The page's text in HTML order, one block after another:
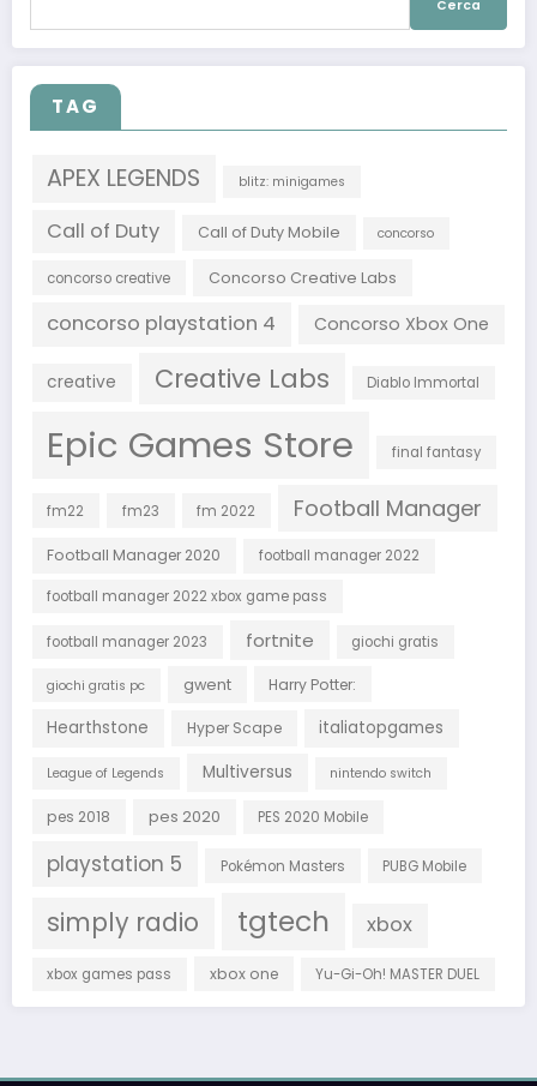
TAG
APEX LEGENDS blitz: minigames
Call of Duty Call of Duty Mobile concorso
concorso creative Concorso Creative Labs
concorso playstation 4 Concorso Xbox One
creative Creative Labs Diablo Immortal
Epic Games Store final fantasy
fm22 fm23 fm 2022 Football Manager
Football Manager 2020 football manager 2022
football manager 2022 xbox game pass
football manager 2023 fortnite giochi gratis
giochi gratis pc gwent Harry Potter:
Hearthstone Hyper Scape italiatopgames
League of Legends Multiversus nintendo switch
pes 2018 pes 2020 PES 2020 Mobile
playstation 5 Pokémon Masters PUBG Mobile
simply radio tgtech xbox
xbox games pass xbox one Yu-Gi-Oh! MASTER DUEL